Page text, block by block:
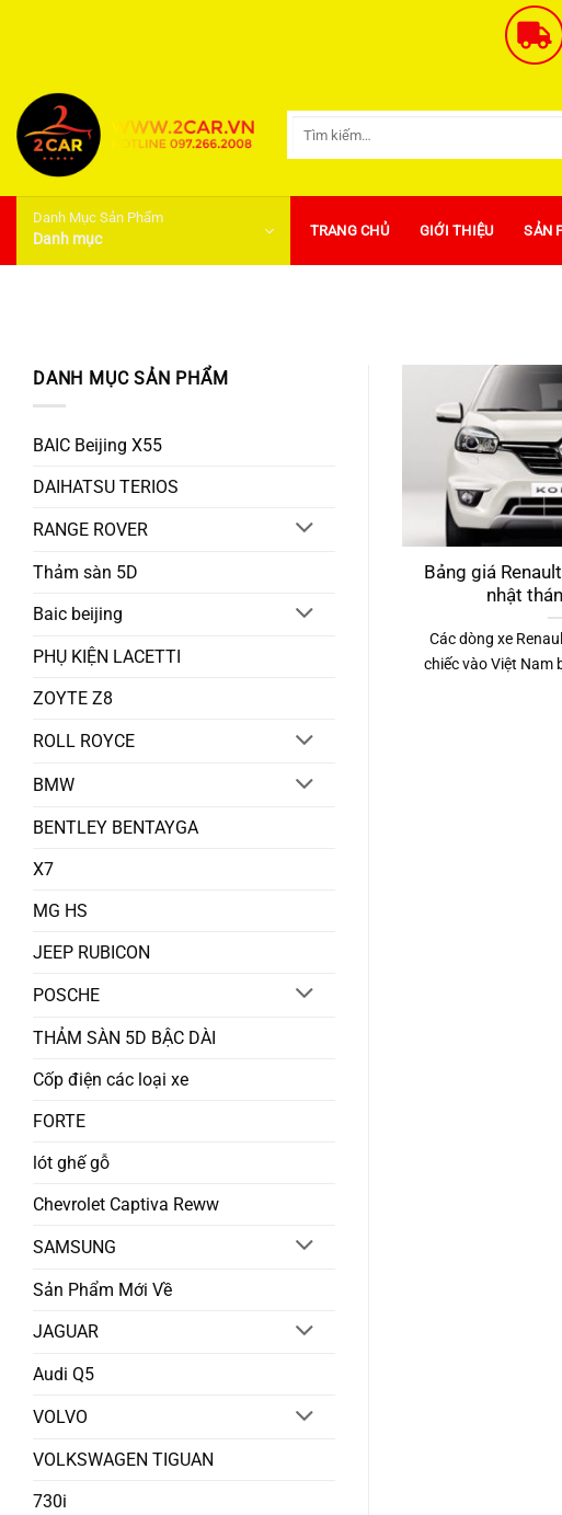
dung
Danh Mục Sản Phẩm
Danh mục TRANG CHỦ GIỚI THIỆU SẢN
DANH MỤC SẢN PHẨM
BAIC Beijing X55
DAIHATSU TERIOS
RANGE ROVER
Thảm sàn 5D
Baic beijing
PHỤ KIỆN LACETTI
ZOYTE Z8
ROLL ROYCE
BMW
BENTLEY BENTAYGA
X7
MG HS
JEEP RUBICON
POSCHE
THẢM SÀN 5D BẬC DÀI
Cốp điện các loại xe
FORTE
lót ghế gỗ
Chevrolet Captiva Reww
SAMSUNG
Sản Phẩm Mới Về
JAGUAR
Audi Q5
VOLVO
VOLKSWAGEN TIGUAN
730i
Bảng giá
nhật
Các dòng xe
chiếc vào Việt Nam